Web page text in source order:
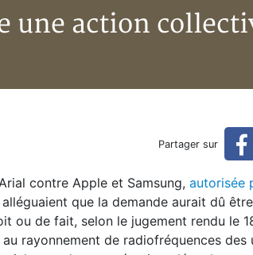
une action
action
Partager sur
contre Apple et Samsung, autorisée
que la demande aurait dû
ou de fait, selon le jugement rendu le
rayonnement de radiofréquences des